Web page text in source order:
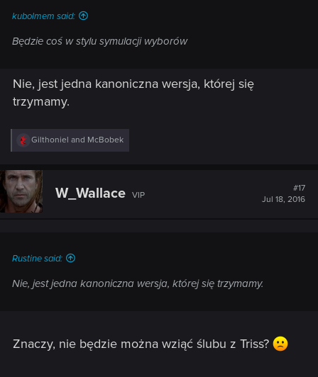
kubolmem said:
Będzie coś w stylu symulacji wyborów
Nie, jest jedna kanoniczna wersja, której się
trzymamy.
R
e
c
t
i
o
Gilthoniel and McBobek
W_Wallace VIP
#17
Jul 18, 2016
Rustine said:
Nie, jest jedna kanoniczna wersja, której się trzymamy.
Znaczy, nie będzie można wziąć ślubu z Triss?